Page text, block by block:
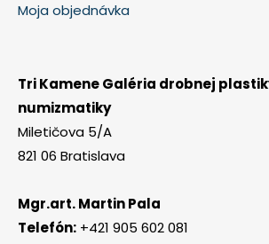
Moja objednávka
Tri Kamene Galéria drobnej
numizmatiky
Miletičova 5/A
821 06 Bratislava
Mgr.art. Martin Pala
Telefón: +421 905 602 081